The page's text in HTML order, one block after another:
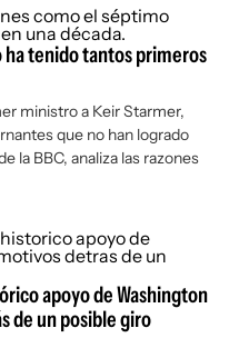
ha tenido tantos primeros
ministro a Keir Starmer,
que no han logrado
la BBC, analiza las razones
apoyo de Washington
de un posible giro